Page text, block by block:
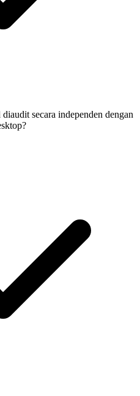
secara independen dengan